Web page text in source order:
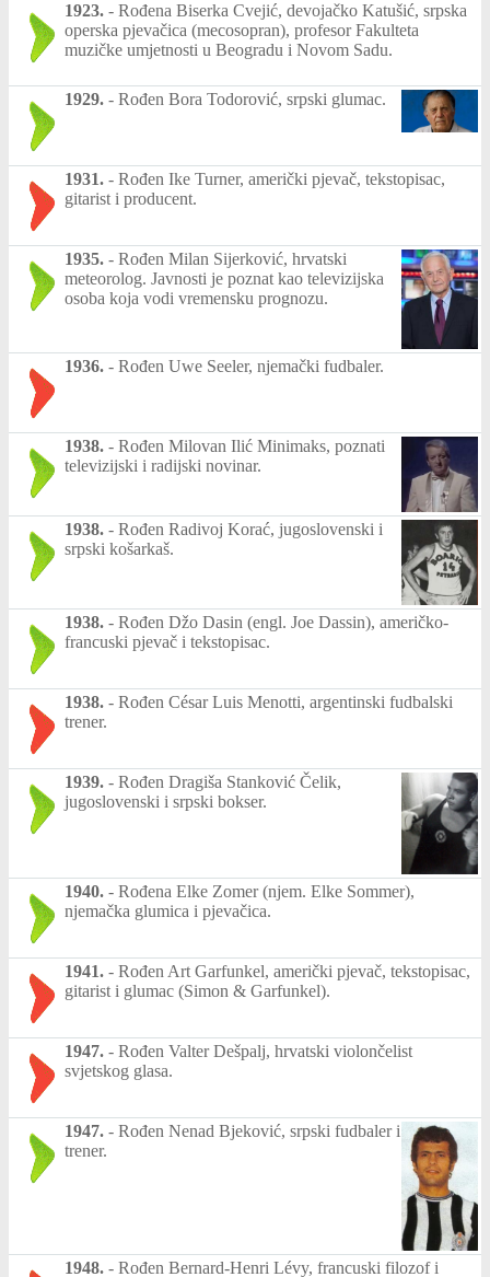
1923. - Rođena Biserka Cvejić, devojačko Katušić, srpska
operska pjevačica (mecosopran), profesor Fakulteta
muzičke umjetnosti u Beogradu i Novom Sadu.
1929. - Rođen Bora Todorović, srpski glumac.
1931. - Rođen Ike Turner, američki pjevač, tekstopisac,
gitarist i producent.
1935. - Rođen Milan Sijerković, hrvatski
meteorolog. Javnosti je poznat kao televizijska
osoba koja vodi vremensku prognozu.
1936. - Rođen Uwe Seeler, njemački fudbaler.
1938. - Rođen Milovan Ilić Minimaks, poznati
televizijski i radijski novinar.
1938. - Rođen Radivoj Korać, jugoslovenski i
srpski košarkaš.
1938. - Rođen Džo Dasin (engl. Joe Dassin), američko-
francuski pjevač i tekstopisac.
1938. - Rođen César Luis Menotti, argentinski fudbalski
trener.
1939. - Rođen Dragiša Stanković Čelik,
jugoslovenski i srpski bokser.
1940. - Rođena Elke Zomer (njem. Elke Sommer),
njemačka glumica i pjevačica.
1941. - Rođen Art Garfunkel, američki pjevač, tekstopisac,
gitarist i glumac (Simon & Garfunkel).
1947. - Rođen Valter Dešpalj, hrvatski violončelist
svjetskog glasa.
1947. - Rođen Nenad Bjeković, srpski fudbaler i
trener.
1948. - Rođen Bernard-Henri Lévy, francuski filozof i